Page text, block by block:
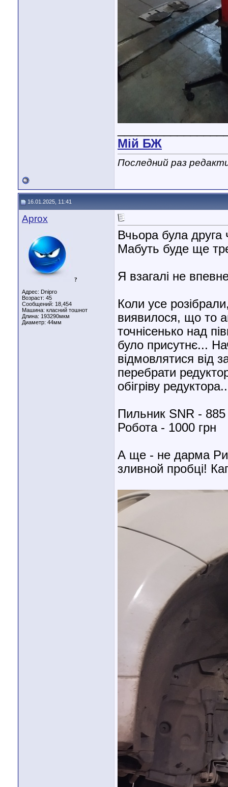
Мiй БЖ
Последний раз
16.01.2025, 11:41
Aprox
?
Адрес: Dnipro
Возраст: 45
Сообщений: 18,454
Машина: класний тошнот
Длина: 193290мкм
Диаметр: 44мм
Вчьора була друга
Мабуть буде ще
Я взагалі не
Коли усе
виявилося, що то
точнісенько над
було присутнє...
відмовлятися від
перебрати
обігріву
Пильник SNR - 885
Робота - 1000 грн
А ще - не дарма
зливной пробці!